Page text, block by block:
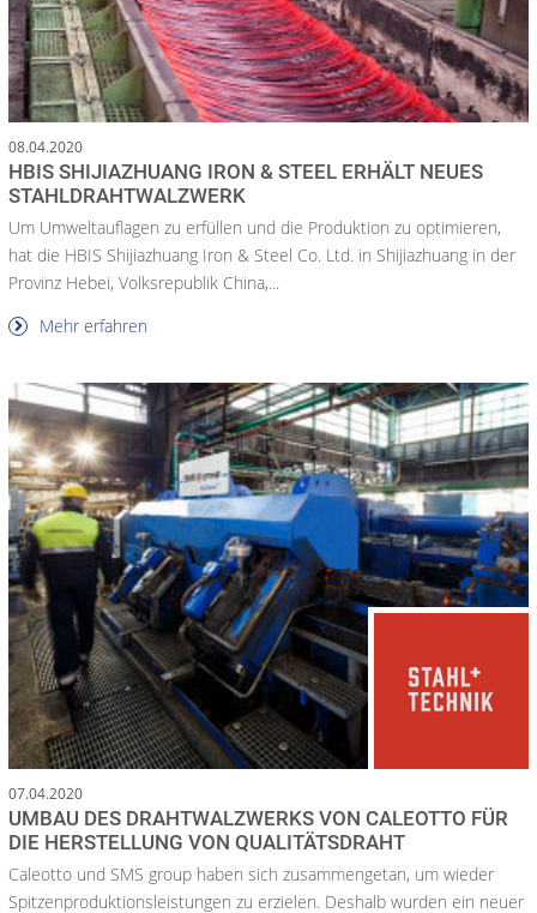
08.04.2020
HBIS SHIJIAZHUANG IRON & STEEL ERHÄLT NEUES
STAHLDRAHTWALZWERK
Um Umweltauflagen zu erfüllen und die Produktion zu optimieren,
hat die HBIS Shijiazhuang Iron & Steel Co. Ltd. in Shijiazhuang in der
Provinz Hebei, Volksrepublik China,...
Mehr erfahren
07.04.2020
UMBAU DES DRAHTWALZWERKS VON CALEOTTO FÜR
DIE HERSTELLUNG VON QUALITÄTSDRAHT
Caleotto und SMS group haben sich zusammengetan, um wieder
Spitzenproduktionsleistungen zu erzielen. Deshalb wurden ein neuer